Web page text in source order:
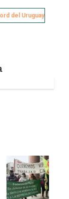
del Uruguay